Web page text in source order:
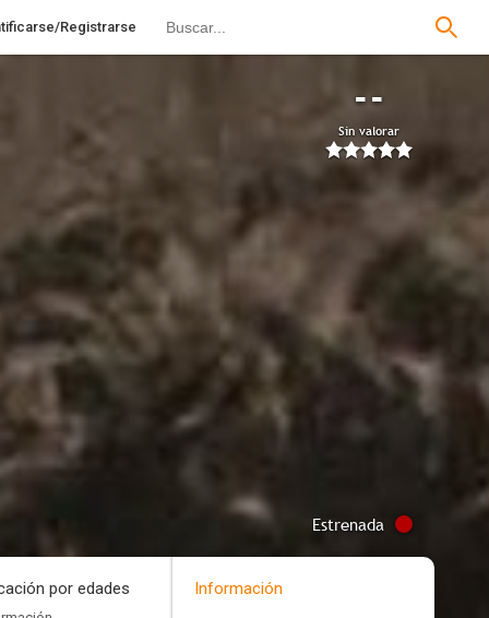
Registrarse
--
Sin valorar
Estrenada
por edades Información